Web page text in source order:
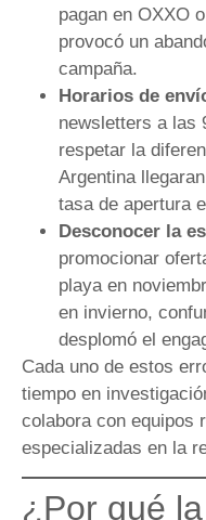
pagan en OXXO
provocó un
campaña.
Horarios de
newsletters a las
respetar la
Argentina
tasa de apertura
Desconocer la
promocionar
playa en
en invierno,
desplomó el
Cada uno de estos
tiempo en
colabora con equipos
especializadas en la
¿Por qué